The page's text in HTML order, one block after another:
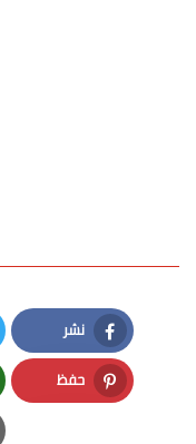
نشر
Facebook
حفظ
Pinterest